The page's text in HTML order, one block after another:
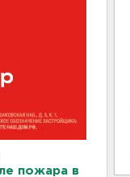
пожара в